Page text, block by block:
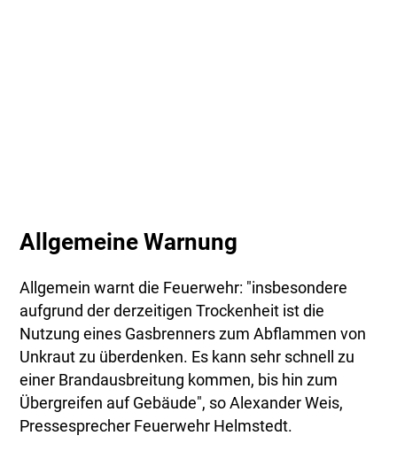
Allgemeine Warnung
Allgemein warnt die Feuerwehr: "insbesondere
aufgrund der derzeitigen Trockenheit ist die
Nutzung eines Gasbrenners zum Abflammen von
Unkraut zu überdenken. Es kann sehr schnell zu
einer Brandausbreitung kommen, bis hin zum
Übergreifen auf Gebäude", so Alexander Weis,
Pressesprecher Feuerwehr Helmstedt.